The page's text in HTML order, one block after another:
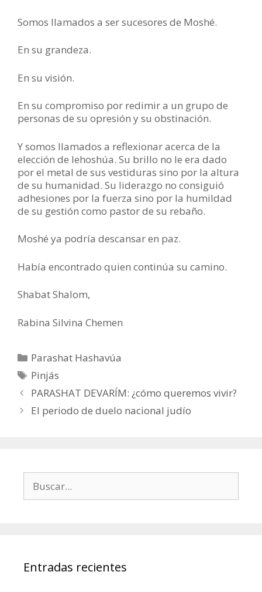
Somos llamados a ser sucesores de Moshé.
En su grandeza.
En su visión.
En su compromiso por redimir a un grupo de
personas de su opresión y su obstinación.
Y somos llamados a reflexionar acerca de la
elección de Iehoshúa. Su brillo no le era dado
por el metal de sus vestiduras sino por la altura
de su humanidad. Su liderazgo no consiguió
adhesiones por la fuerza sino por la humildad
de su gestión como pastor de su rebaño.
Moshé ya podría descansar en paz.
Había encontrado quien continúa su camino.
Shabat Shalom,
Rabina Silvina Chemen
Categorías
Parashat Hashavúa
Etiquetas
Pinjás
PARASHAT DEVARÍM: ¿cómo queremos vivir?
El periodo de duelo nacional judío
Entradas recientes